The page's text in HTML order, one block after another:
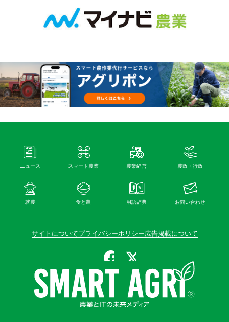
ニュース スマート農業 農業経営 農政・行政
就農 食と農 用語辞典 お問い合わせ
サイトについてプライバシーポリシー広告掲載について
公式Facebook